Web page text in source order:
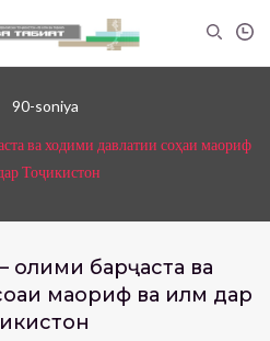
90-soniya
ва ходими давлатии соҳаи маориф
Тоҷикистон
олими барҷаста ва
маориф ва илм дар